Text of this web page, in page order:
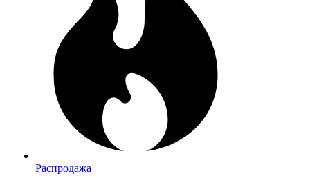
Распродажа